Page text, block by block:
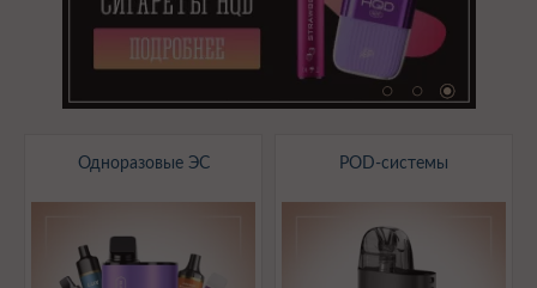
Одноразовые ЭС POD-системы